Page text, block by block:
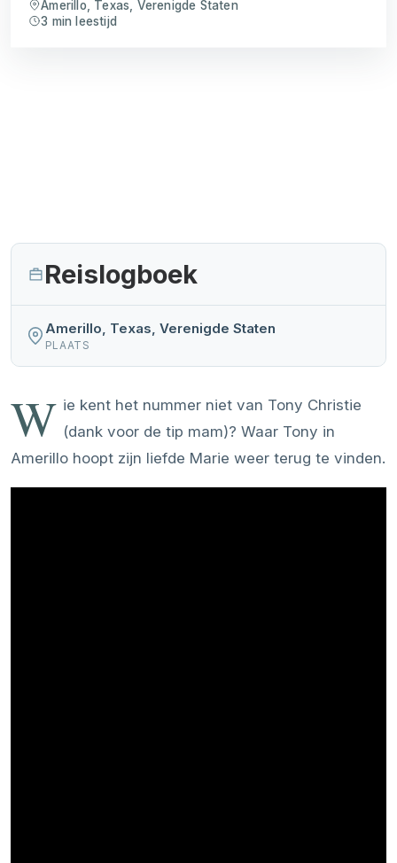
Amerillo, Texas, Verenigde Staten
3 min leestijd
Reislogboek
Amerillo, Texas, Verenigde Staten
PLAATS
W ie kent het nummer niet van Tony Christie
(dank voor de tip mam)? Waar Tony in
Amerillo hoopt zijn liefde Marie weer terug te vinden.